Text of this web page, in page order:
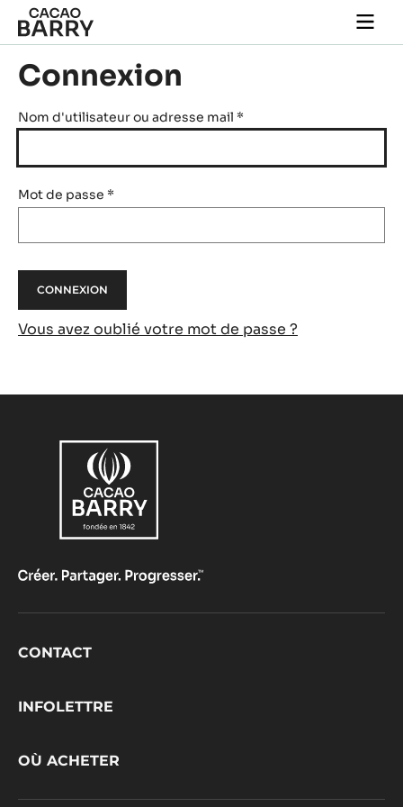
Skip to main content
main
Connexion
Nom d'utilisateur ou adresse mail *
Mot de passe *
Vous avez oublié votre mot de passe ?
Footer
CONTACT
INFOLETTRE
OÙ ACHETER